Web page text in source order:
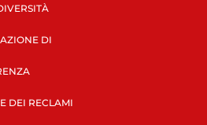
DI
DEI RECLAMI